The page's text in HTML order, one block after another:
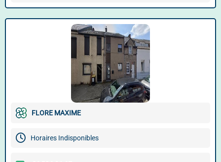
FLORE MAXIME
Horaires Indisponibles